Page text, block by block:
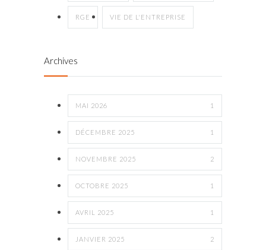
RGE VIE DE L'ENTREPRISE
Archives
MAI 2026 1
DÉCEMBRE 2025 1
NOVEMBRE 2025 2
OCTOBRE 2025 1
AVRIL 2025 1
JANVIER 2025 2